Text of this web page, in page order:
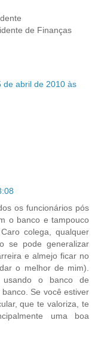
de Finanças
de abril de 2010 às
os funcionários pós
o banco e tampouco
colega, qualquer
se pode generalizar
e almejo ficar no
o melhor de mim).
o banco de
Se você estiver
que te valoriza, te
uma boa